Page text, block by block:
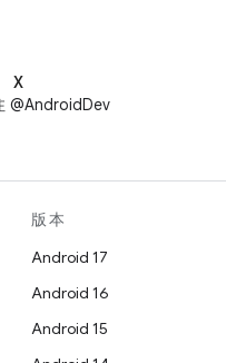
X
@AndroidDev
版本
Android 17
Android 16
Android 15